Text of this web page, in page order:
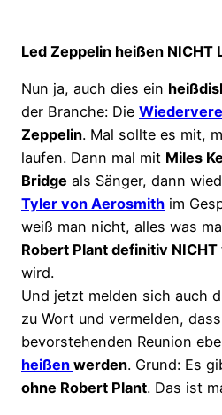
Led Zeppelin heißen NICHT
Nun ja, auch dies ein
der Branche: Die
Zeppelin. Mal sollte es mit,
laufen. Dann mal mit Miles
Bridge als Sänger, dann
Tyler von Aerosmith im
weiß man nicht, alles was
Robert Plant definitiv
wird.
Und jetzt melden sich auch
zu Wort und vermelden,
bevorstehenden Reunion
heißen werden. Grund: Es
ohne Robert Plant. Das ist